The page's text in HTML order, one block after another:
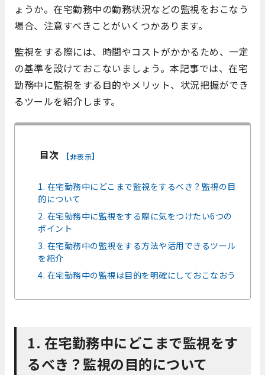
ょうか。在宅勤務中の勤務状況などの監視をおこなう
場合、注意すべきことがいくつかあります。
監視をする際には、時間やコストがかかるため、一定
の基準を設けておこないましょう。本記事では、在宅
勤務中に監視をする目的やメリット、状況把握ができ
るツールを紹介します。
目次 [非表示]
1. 在宅勤務中にどこまで監視をするべき？監視の目
的について
2. 在宅勤務中に監視をする際に気をつけたい6つの
ポイント
3. 在宅勤務中の監視をする方法や活用できるツール
を紹介
4. 在宅勤務中の監視は目的を明確にしておこなおう
1. 在宅勤務中にどこまで監視をす
るべき？監視の目的について